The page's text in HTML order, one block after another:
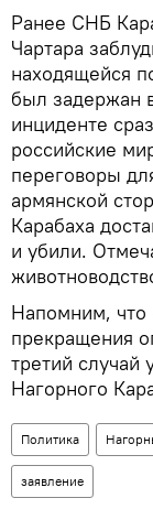
Ранее СНБ
Чартара
находящейся
был задержан
инциденте
российские
переговоры
армянской
Карабаха
и убили.
Напомним, что
прекращения
третий случай
Нагорного
Политика
заявление